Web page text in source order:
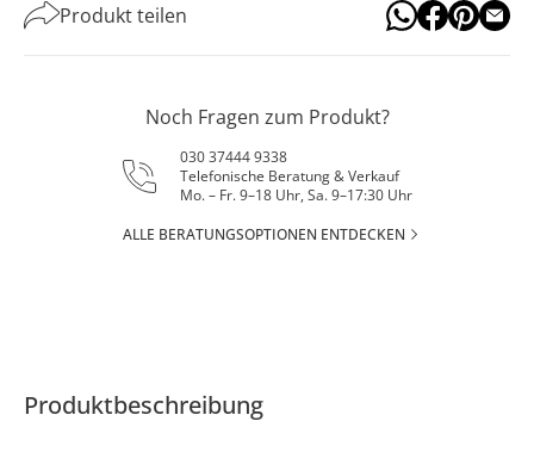
Produkt teilen
Noch Fragen zum Produkt?
030 37444 9338
Telefonische Beratung & Verkauf
Mo. – Fr. 9–18 Uhr, Sa. 9–17:30 Uhr
ALLE BERATUNGSOPTIONEN ENTDECKEN
Produktbeschreibung